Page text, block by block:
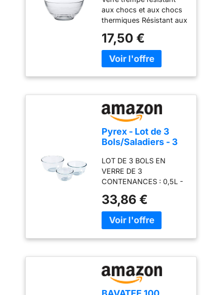
aux chocs et aux chocs
thermiques Résistant aux
Adapté à l'utilisation au
micro-ondes et du
congélateur 100%
et non coupant
17,50 €
Pyrex - Lot de 3
Bols/Saladiers - 3
Borosilicate -
Extrême
Résistance - Made
in France
LOT DE 3 BOLS EN
VERRE DE 3
CONTENANCES : 0,5L -
UTILISATION: comme
ustensile de préparation
(mélanger des
réfrigérateur, ou au
congélateur) CONVIENT
POUR DE MULTIPLES
33,86 €